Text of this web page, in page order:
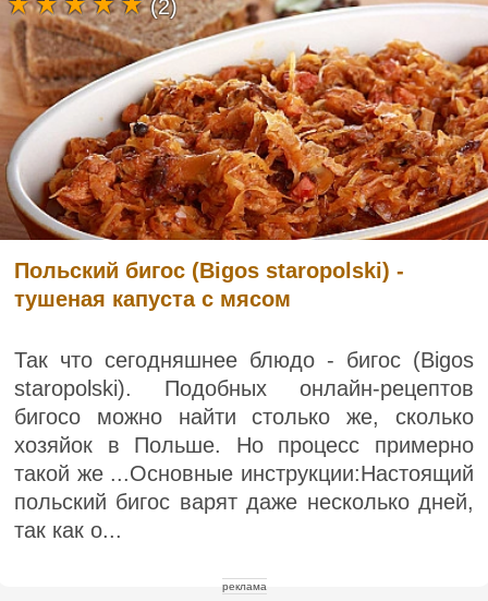
Польский бигос (Bigos staropolski) -
тушеная капуста с мясом
Так что сегодняшнее блюдо - бигос (Bigos
staropolski). Подобных онлайн-рецептов
бигосо можно найти столько же, сколько
хозяйок в Польше. Но процесс примерно
такой же ...Основные инструкции:Настоящий
польский бигос варят даже несколько дней,
так как о...
(2)
реклама